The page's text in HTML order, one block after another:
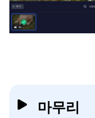
마무리